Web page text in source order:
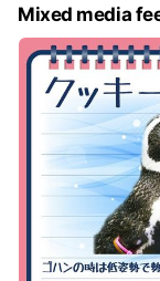
Mixed media